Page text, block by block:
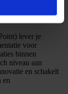
lever je
voor
binnen
niveau aan
en schakelt
en